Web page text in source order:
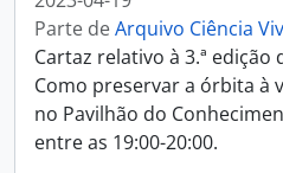
Parte deArquivo Ciência
Cartaz relativo à 3.ª edição
Como preservar a órbita à
no Pavilhão do
entre as 19:00-20:00.